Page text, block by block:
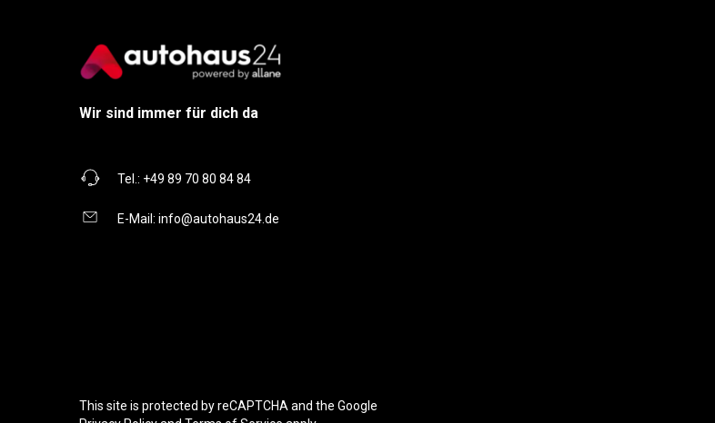
Wir sind immer für dich da
Tel.: +49 89 70 80 84 84
E-Mail: info@autohaus24.de
This site is protected by reCAPTCHA and the Google